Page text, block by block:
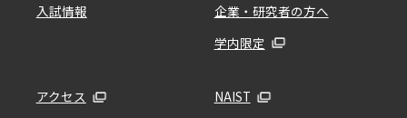
入試情報
企業・研究者の方へ
学内限定
アクセス
NAIST